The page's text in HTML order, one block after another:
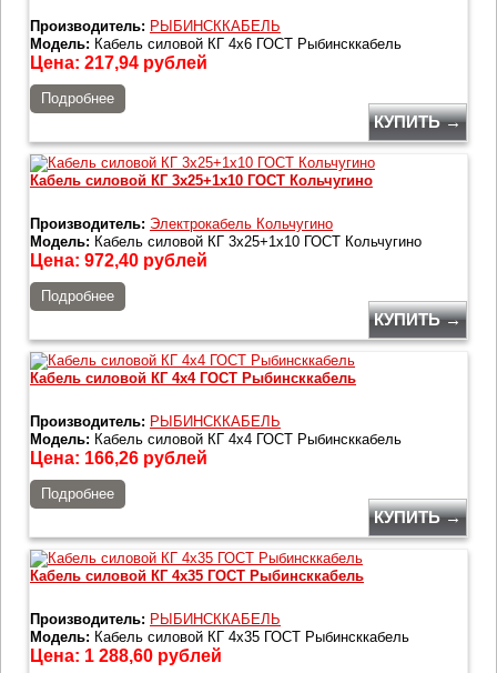
Производитель: РЫБИНСККАБЕЛЬ
Модель: Кабель силовой КГ 4х6 ГОСТ Рыбинсккабель
Цена: 217,94 рублей
Подробнее
КУПИТЬ →
Кабель силовой КГ 3х25+1х10 ГОСТ Кольчугино
Производитель: Электрокабель Кольчугино
Модель: Кабель силовой КГ 3х25+1х10 ГОСТ Кольчугино
Цена: 972,40 рублей
Подробнее
КУПИТЬ →
Кабель силовой КГ 4х4 ГОСТ Рыбинсккабель
Производитель: РЫБИНСККАБЕЛЬ
Модель: Кабель силовой КГ 4х4 ГОСТ Рыбинсккабель
Цена: 166,26 рублей
Подробнее
КУПИТЬ →
Кабель силовой КГ 4х35 ГОСТ Рыбинсккабель
Производитель: РЫБИНСККАБЕЛЬ
Модель: Кабель силовой КГ 4х35 ГОСТ Рыбинсккабель
Цена: 1 288,60 рублей